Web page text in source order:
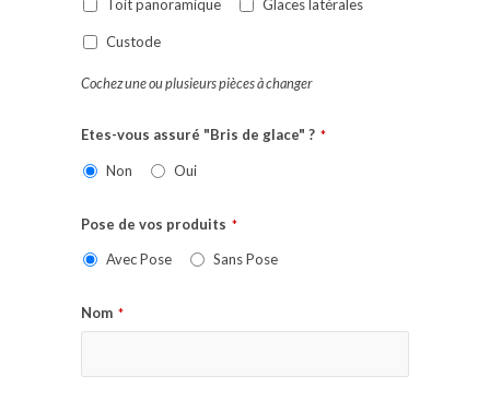
Toit panoramique Glaces latérales
Custode
Cochez une ou plusieurs pièces à changer
Etes-vous assuré "Bris de glace" ? *
Non Oui
Pose de vos produits *
Avec Pose Sans Pose
Nom *